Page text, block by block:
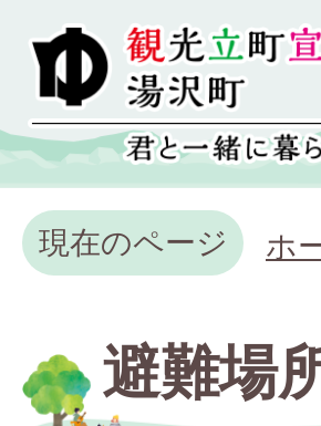
現在のページ ホ
避難場